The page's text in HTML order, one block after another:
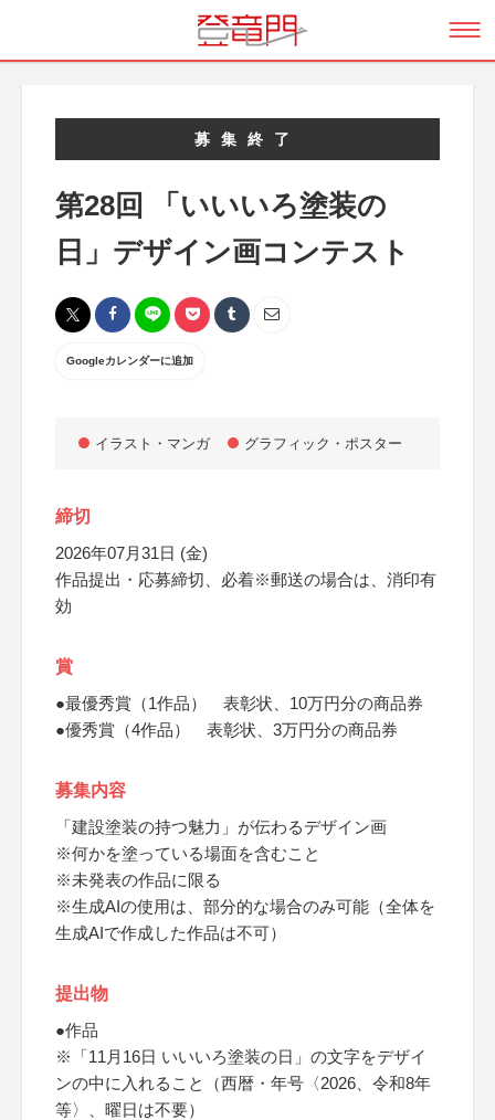
募集終了
第28回 「いいいろ塗装の
日」デザイン画コンテスト
Googleカレンダーに追加
イラスト・マンガ グラフィック・ポスター
締切
2026年07月31日 (金)
作品提出・応募締切、必着※郵送の場合は、消印有
効
賞
●最優秀賞（1作品） 表彰状、10万円分の商品券
●優秀賞（4作品） 表彰状、3万円分の商品券
募集内容
「建設塗装の持つ魅力」が伝わるデザイン画
※何かを塗っている場面を含むこと
※未発表の作品に限る
※生成AIの使用は、部分的な場合のみ可能（全体を
生成AIで作成した作品は不可）
提出物
●作品
※「11月16日 いいいろ塗装の日」の文字をデザイ
ンの中に入れること（西暦・年号〈2026、令和8年
等〉、曜日は不要）